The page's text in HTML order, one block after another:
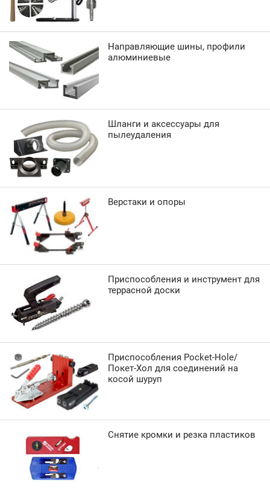
Направляющие шины, профили
алюминиевые
Шланги и аксессуары для
пылеудаления
Верстаки и опоры
Приспособления и инструмент для
террасной доски
Приспособления Pocket-Hole/
Покет-Хол для соединений на
косой шуруп
Снятие кромки и резка пластиков